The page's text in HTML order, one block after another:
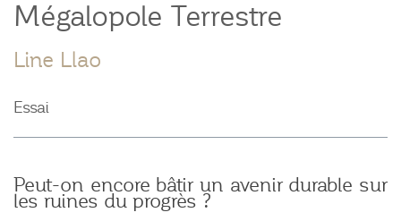
Mégalopole Terrestre
Line Llao
Essai
Peut-on encore bâtir un avenir durable sur
les ruines du progrès ?